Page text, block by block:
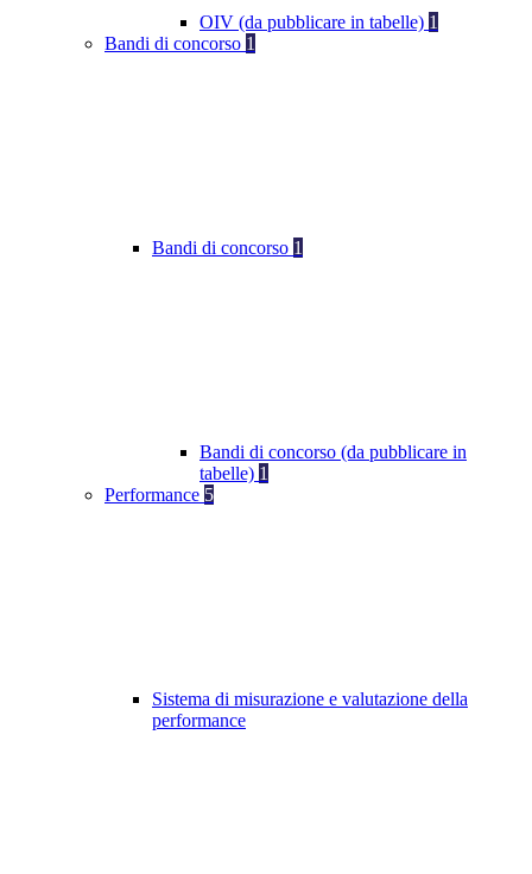
OIV (da pubblicare in tabelle) 1
Bandi di concorso 1
Bandi di concorso 1
Bandi di concorso (da pubblicare in
tabelle) 1
Performance 5
Sistema di misurazione e valutazione della
performance